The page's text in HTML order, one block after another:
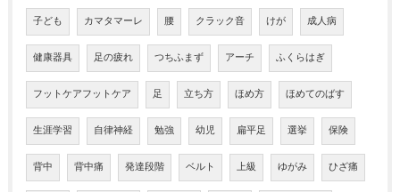
子ども カマタマーレ 腰 クラック音 けが 成人病
健康器具 足の疲れ つちふまず アーチ ふくらはぎ
フットケアフットケア 足 立ち方 ほめ方 ほめてのばす
生涯学習 自律神経 勉強 幼児 扁平足 選挙 保険
背中 背中痛 発達段階 ベルト 上級 ゆがみ ひざ痛